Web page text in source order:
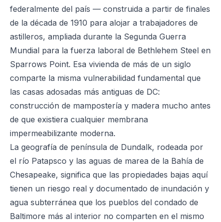
federalmente del país — construida a partir de finales
de la década de 1910 para alojar a trabajadores de
astilleros, ampliada durante la Segunda Guerra
Mundial para la fuerza laboral de Bethlehem Steel en
Sparrows Point. Esa vivienda de más de un siglo
comparte la misma vulnerabilidad fundamental que
las casas adosadas más antiguas de DC:
construcción de mampostería y madera mucho antes
de que existiera cualquier membrana
impermeabilizante moderna.
La geografía de península de Dundalk, rodeada por
el río Patapsco y las aguas de marea de la Bahía de
Chesapeake, significa que las propiedades bajas aquí
tienen un riesgo real y documentado de inundación y
agua subterránea que los pueblos del condado de
Baltimore más al interior no comparten en el mismo